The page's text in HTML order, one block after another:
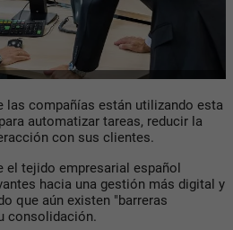
las compañías están utilizando esta
automatizar tareas, reducir la
con sus clientes.
el tejido empresarial español
hacia una gestión más digital y
que aún existen "barreras
consolidación.